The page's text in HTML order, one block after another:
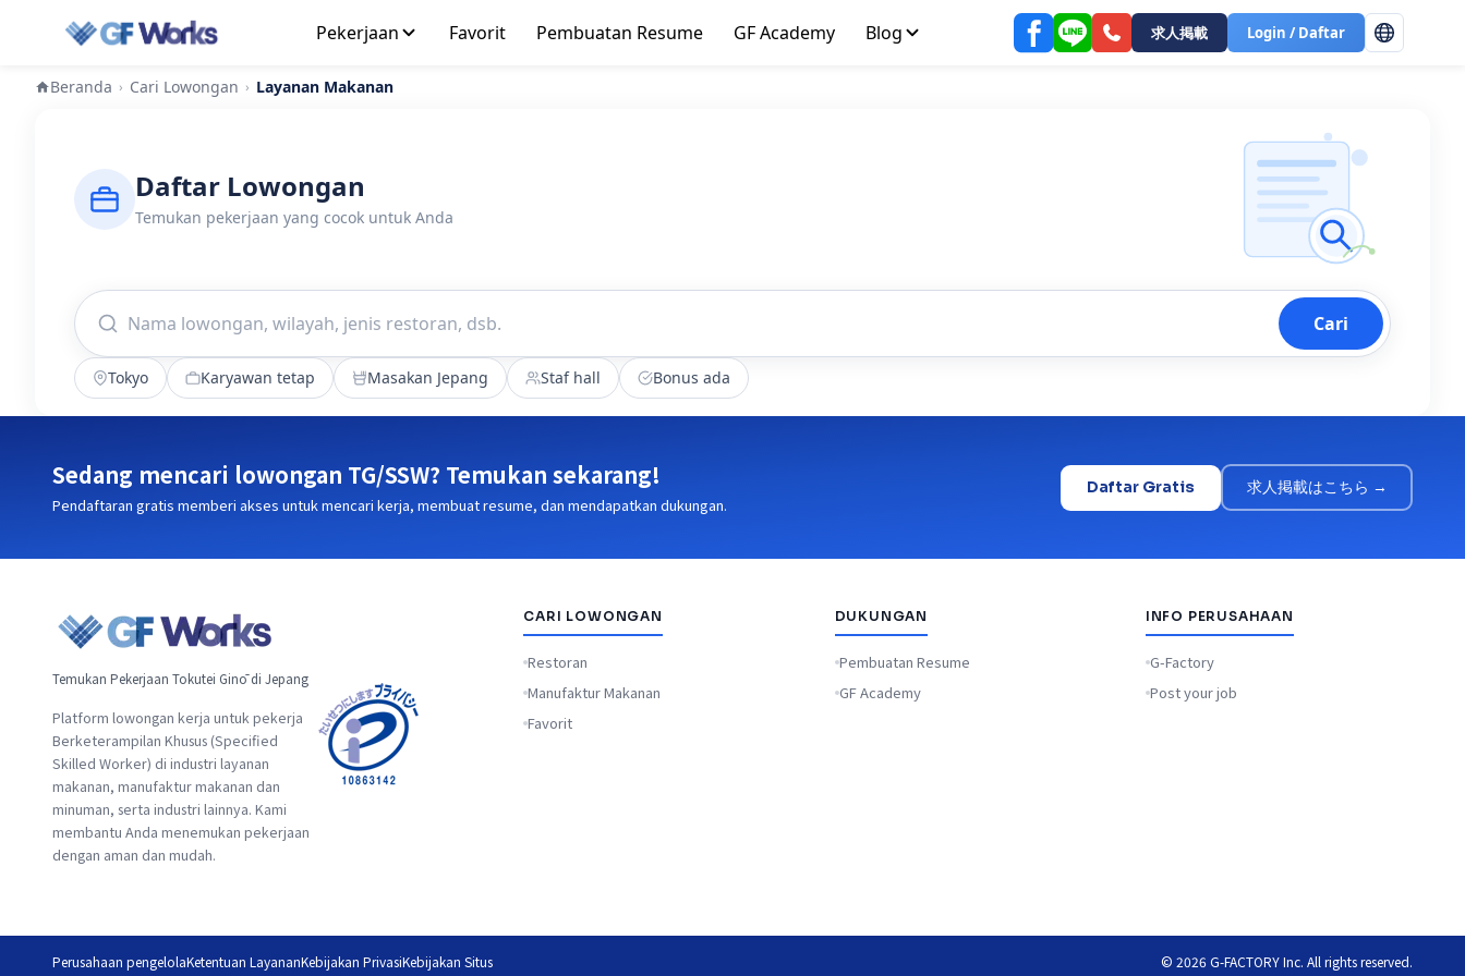
Pekerjaan Favorit Pembuatan Resume GF Academy Blog 求人掲載 Login / Daftar
Beranda › Cari Lowongan › Layanan Makanan
Daftar Lowongan
Temukan pekerjaan yang cocok untuk Anda
Cari
Tokyo Karyawan tetap Masakan Jepang Staf hall Bonus ada
Sedang mencari lowongan TG/SSW? Temukan sekarang!
Pendaftaran gratis memberi akses untuk mencari kerja, membuat resume, dan mendapatkan dukungan.
Daftar Gratis 求人掲載はこちら →
Temukan Pekerjaan Tokutei Ginō di Jepang
Platform lowongan kerja untuk pekerja
Berketerampilan Khusus (Specified
Skilled Worker) di industri layanan
makanan, manufaktur makanan dan
minuman, serta industri lainnya. Kami
membantu Anda menemukan pekerjaan
dengan aman dan mudah.
CARI LOWONGAN
Restoran
Manufaktur Makanan
Favorit
DUKUNGAN
Pembuatan Resume
GF Academy
INFO PERUSAHAAN
G-Factory
Post your job
Perusahaan pengelolaKetentuan LayananKebijakan PrivasiKebijakan Situs © 2026 G-FACTORY Inc. All rights reserved.